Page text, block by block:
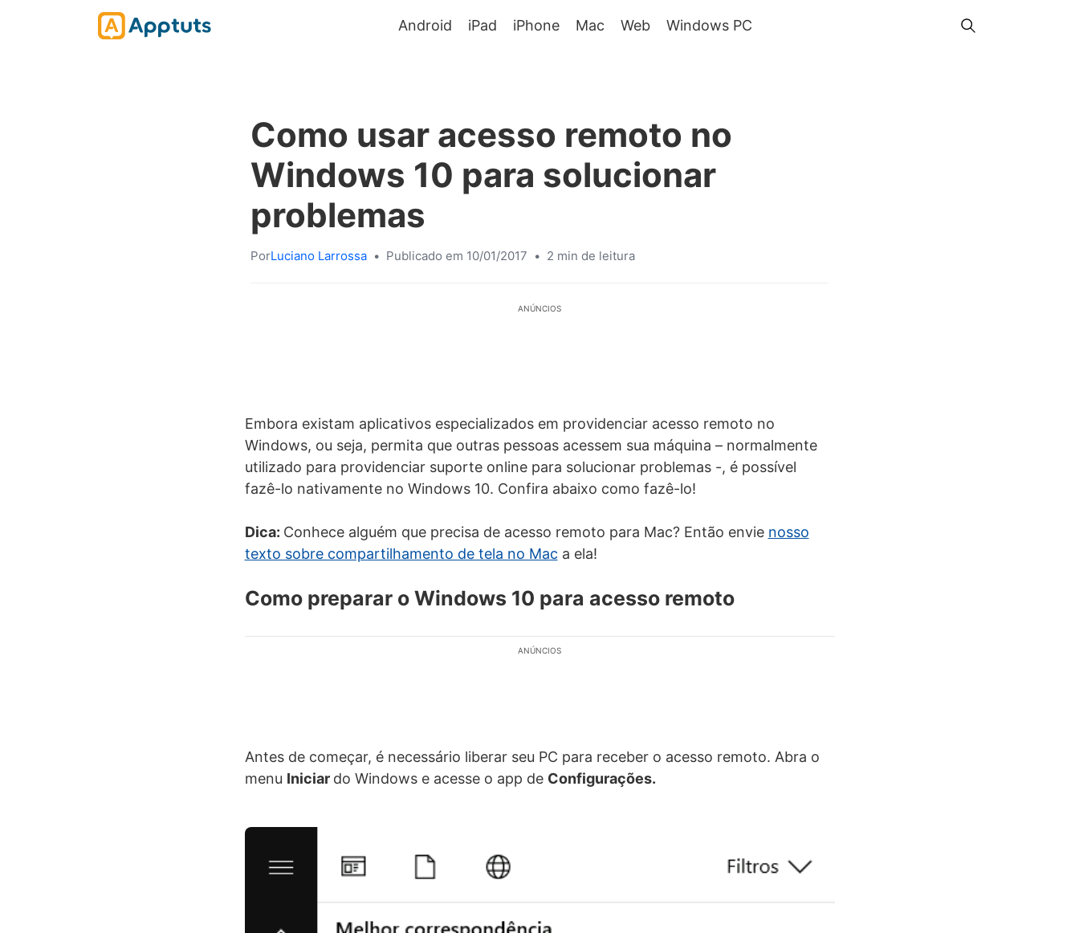
Android iPad iPhone Mac Web Windows PC
Como usar acesso remoto no
Windows 10 para solucionar
problemas
PorLuciano Larrossa • Publicado em 10/01/2017 • 2 min de leitura
ANÚNCIOS
Embora existam aplicativos especializados em providenciar acesso remoto no
Windows, ou seja, permita que outras pessoas acessem sua máquina – normalmente
utilizado para providenciar suporte online para solucionar problemas -, é possível
fazê-lo nativamente no Windows 10. Confira abaixo como fazê-lo!
Dica: Conhece alguém que precisa de acesso remoto para Mac? Então envie nosso
texto sobre compartilhamento de tela no Mac a ela!
Como preparar o Windows 10 para acesso remoto
ANÚNCIOS
Antes de começar, é necessário liberar seu PC para receber o acesso remoto. Abra o
menu Iniciar do Windows e acesse o app de Configurações.